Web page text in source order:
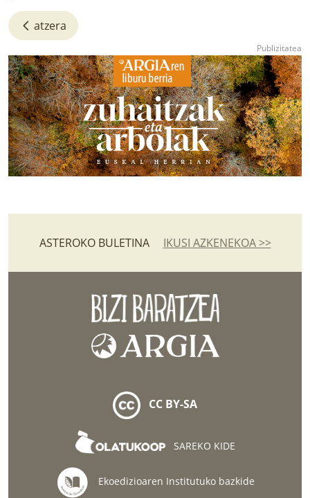
atzera
ASTEROKO BULETINA IKUSI AZKENEKOA >>
CC BY-SA
SAREKO KIDE
Ekoedizioaren Institutuko bazkide